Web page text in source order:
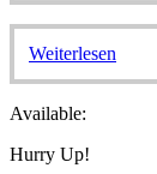
Weiterlesen
Available:
Hurry Up!